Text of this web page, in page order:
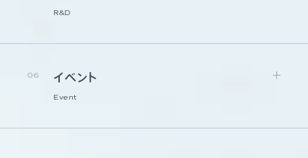
R&D
06 イベント
Event